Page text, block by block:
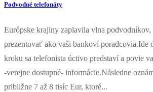
Podvodné telefonáty
Európske krajiny zaplavila vlna podvodníkov,
prezentovať ako vaši bankoví poradcovia.Ide
kroku sa telefonista úctivo predstaví a povie
-verejne dostupné- informácie.Následne
približne 7 až 8 tisíc Eur, ktoré...